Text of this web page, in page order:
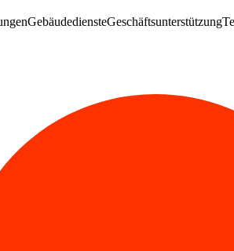
GebäudediensteGeschäftsunterstützung